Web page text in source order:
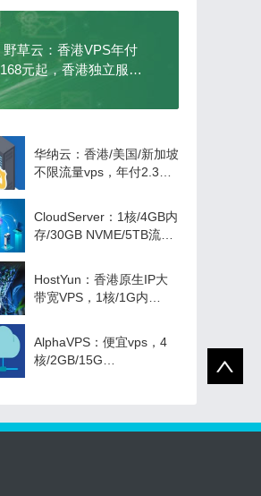
野草云：香港VPS年付
168元起，香港独立服务
器199元/月起，可选
BGP或CN2线路
华纳云：香港/美国/新加坡
不限流量vps，年付2.3折
直连线路，新老同享
CloudServer：1核/4GB内
存/30GB NVME/5TB流
起，1核/1GB内存VPS，
$10/年，可选洛杉矶/纽约
机房
HostYun：香港原生IP大
带宽VPS，1核/1G内
AlphaVPS：便宜vps，4
核/2GB/15G
服 €39/月起